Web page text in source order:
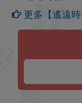
更多【遙遠